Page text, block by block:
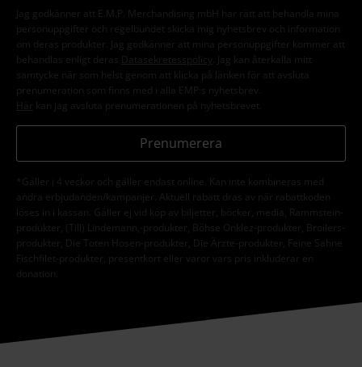
Jag godkänner att E.M.P. Merchandising mbH har rätt att behandla mina
personuppgifter och regelbundet skicka mig nyhetsbrev och information
om deras produkter. Jag godkänner att mina personuppgifter kommer att
behandlas enligt deras
Datasekretesspolicy
. Jag kan återkalla mitt
samtycke när som helst genom att klicka på länken för att avsluta
prenumeration som finns med i alla EMP:s nyhetsbrev.
Här kan jag avsluta prenumerationen på nyhetsbrevet.
Prenumerera
*Gäller i 4 veckor och gäller endast online. Kan inte kombineras med
andra erbjudanden/kampanjer. Aktuell rabatt dras av när rabattkoden
löses in i kassan. Gäller ej vid köp av biljetter, böcker, media, Rammstein-
produkter, (Till) Lindemann,-produkter, Böhse Onklez-produkter, Broilers-
produkter, Die Toten Hosen-produkter, Die Ärzte-produkter, Feine Sahne
Fischfilet-produkter, presentkort eller varor vars pris inkluderar en
donation.